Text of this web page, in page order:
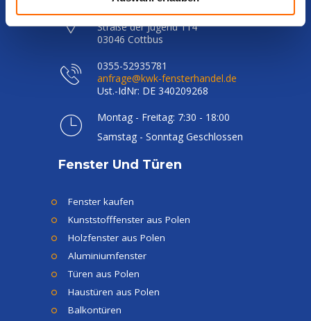
KWK FENSTERHANDEL GmbH
Straße der Jugend 114
03046 Cottbus
0355-52935781
anfrage@kwk-fensterhandel.de
Ust.-IdNr: DE 340209268
Montag - Freitag: 7:30 - 18:00
Samstag - Sonntag Geschlossen
Fenster Und Türen
Fenster kaufen
Kunststofffenster aus Polen
Holzfenster aus Polen
Aluminiumfenster
Türen aus Polen
Haustüren aus Polen
Balkontüren
Online-
Rabattaktionen